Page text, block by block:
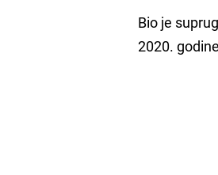
Bio je suprug
2020.